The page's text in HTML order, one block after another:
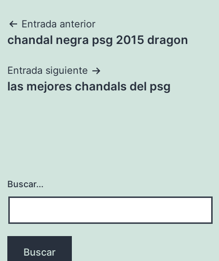
Navegación
de
entradas
Entrada anterior
chandal negra psg 2015 dragon
Entrada siguiente
las mejores chandals del psg
Buscar...